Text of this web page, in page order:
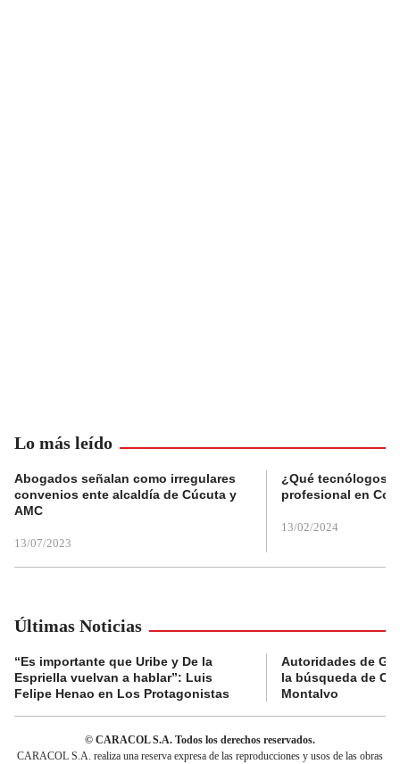
Lo más leído
Abogados señalan como irregulares
convenios ente alcaldía de Cúcuta y
AMC
13/07/2023
¿Qué tecnólogos
profesional en
13/02/2024
Últimas Noticias
“Es importante que Uribe y De la
Espriella vuelvan a hablar”: Luis
Felipe Henao en Los Protagonistas
Autoridades de
la búsqueda de
Montalvo
© CARACOL S.A. Todos los derechos reservados.
CARACOL S.A. realiza una reserva expresa de las reproducciones y usos de las obras